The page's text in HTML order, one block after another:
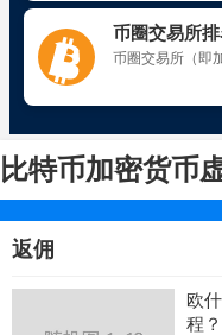
比特币加密货币
返佣
欧
程？